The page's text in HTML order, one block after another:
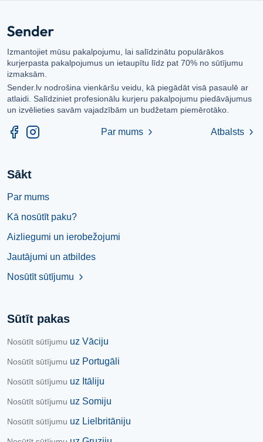
Izmantojiet mūsu pakalpojumu, lai salīdzinātu populārākos
kurjerpasta pakalpojumus un ietaupītu līdz pat 70% no sūtījumu
izmaksām.
Sender.lv nodrošina vienkāršu veidu, kā piegādāt visā pasaulē ar
atlaidi. Salīdziniet profesionālu kurjeru pakalpojumu piedāvājumus
un izvēlieties savām vajadzībām un budžetam piemērotāko.
Par mums chevron_right Atbalsts chevron_right
Sākt
Par mums
Kā nosūtīt paku?
Aizliegumi un ierobežojumi
Jautājumi un atbildes
Nosūtīt sūtījumu
chevron_right
Sūtīt pakas
Nosūtīt sūtījumu uz Vāciju
Nosūtīt sūtījumu uz Portugāli
Nosūtīt sūtījumu uz Itāliju
Nosūtīt sūtījumu uz Somiju
Nosūtīt sūtījumu uz Lielbritāniju